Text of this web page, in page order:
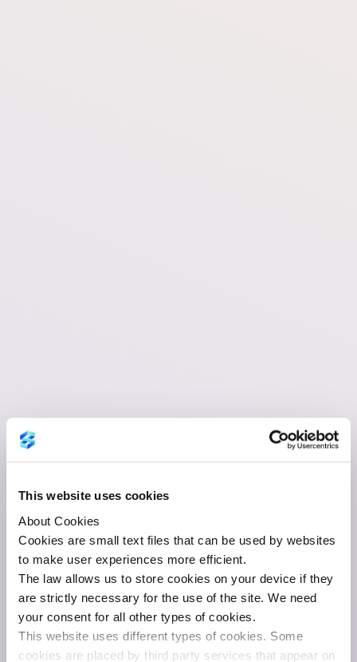
This website uses cookies
About Cookies
Cookies are small text files that can be used by websites
to make user experiences more efficient.
The law allows us to store cookies on your device if they
are strictly necessary for the use of the site. We need
your consent for all other types of cookies.
This website uses different types of cookies. Some
cookies are placed by third party services that appear on